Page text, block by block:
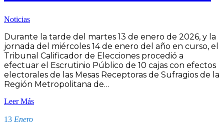
Noticias
Durante la tarde del martes 13 de enero de 2026, y la
jornada del miércoles 14 de enero del año en curso, el
Tribunal Calificador de Elecciones procedió a
efectuar el Escrutinio Público de 10 cajas con efectos
electorales de las Mesas Receptoras de Sufragios de la
Región Metropolitana de…
Leer Más
13 Enero